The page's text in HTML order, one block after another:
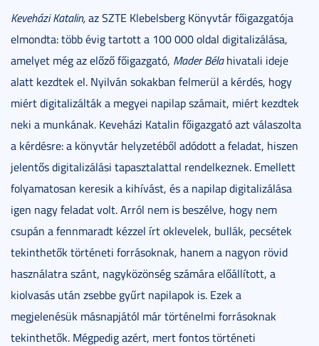
Keveházi Katalin,az SZTE Klebelsberg Könyvtár főigazgatója
elmondta: több évig tartott a 100 000 oldal digitalizálása,
amelyet még az előző főigazgató, Mader Bélahivatali ideje
alatt kezdtek el. Nyilván sokakban felmerül a kérdés, hogy
miért digitalizálták a megyei napilap számait, miért kezdtek
neki a munkának. Keveházi Katalin főigazgató azt válaszolta
a kérdésre: a könyvtár helyzetéből adódott a feladat, hiszen
jelentős digitalizálási tapasztalattal rendelkeznek. Emellett
folyamatosan keresik a kihívást, és a napilap digitalizálása
igen nagy feladat volt. Arról nem is beszélve, hogy nem
csupán a fennmaradt kézzel írt oklevelek, bullák, pecsétek
tekinthetők történeti forrásoknak, hanem a nagyon rövid
használatra szánt, nagyközönség számára előállított, a
kiolvasás után zsebbe gyűrt napilapok is. Ezek a
megjelenésük másnapjától már történelmi forrásoknak
tekinthetők. Mégpedig azért, mert fontos történeti